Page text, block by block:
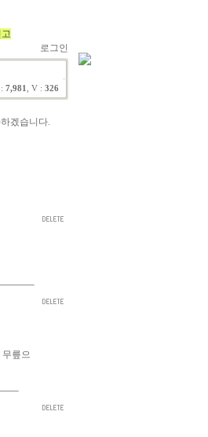
로그인
7,981 , V : 326
겠습니다.
릎으